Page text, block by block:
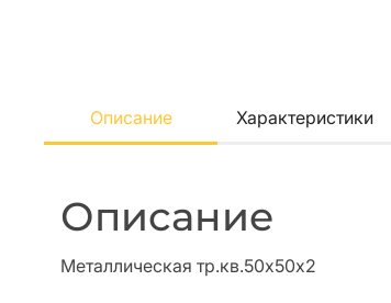
Описание Характеристики
Описание
Металлическая тр.кв.50х50х2